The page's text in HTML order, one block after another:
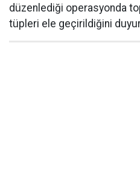
düzenlediği operasyonda
tüpleri ele geçirildiğini